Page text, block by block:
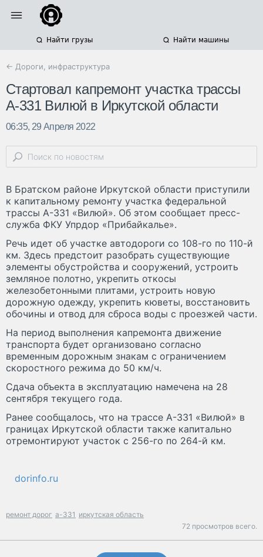
Найти грузы Найти машины
← Дороги, инфраструктура
Стартовал капремонт участка трассы
А-331 Вилюй в Иркутской области
06:35, 29 Апреля 2022
В Братском районе Иркутской области приступили
к капитальному ремонту участка федеральной
трассы А-331 «Вилюй». Об этом сообщает пресс-
служба ФКУ Упрдор «Прибайкалье».
Речь идет об участке автодороги со 108-го по 110-й
км. Здесь предстоит разобрать существующие
элементы обустройства и сооружений, устроить
земляное полотно, укрепить откосы
железобетонными плитами, устроить новую
дорожную одежду, укрепить кюветы, восстановить
обочины и отвод для сброса воды с проезжей части.
На период выполнения капремонта движение
транспорта будет организовано согласно
временным дорожным знакам с ограничением
скоростного режима до 50 км/ч.
Сдача объекта в эксплуатацию намечена на 28
сентября текущего года.
Ранее сообщалось, что на трассе А-331 «Вилюй» в
границах Иркутской области также капитально
отремонтируют участок с 256-го по 264-й км.
dorinfo.ru
ремонт дорог а-331 иркутская область
72 просмотров всего.